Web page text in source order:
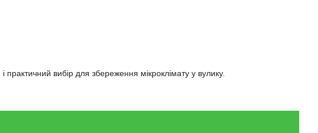
практичний вибір для збереження мікроклімату у вулику.